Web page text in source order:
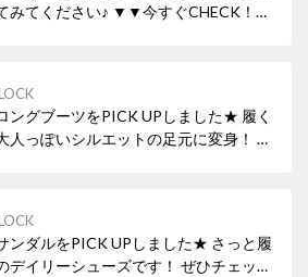
ださい♪ ▼▼今すぐCHECK！
ングブーツをPICK UPしました★ 履く
人っぽいシルエットの足元に変身！ ぜ
ダルをPICK UPしました★ さっと履
リーシューズです！ ぜひチェック